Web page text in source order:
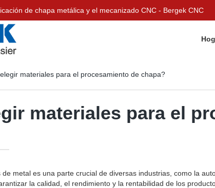
de chapa metálica y el mecanizado CNC - Bergek CNC
materiales para el procesamiento de chapa?
materiales para el
metal es una parte crucial de diversas industrias, como la
la calidad, el rendimiento y la rentabilidad de los